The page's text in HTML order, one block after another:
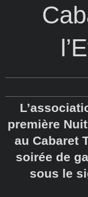
première
au Cabaret
soirée de
sous le